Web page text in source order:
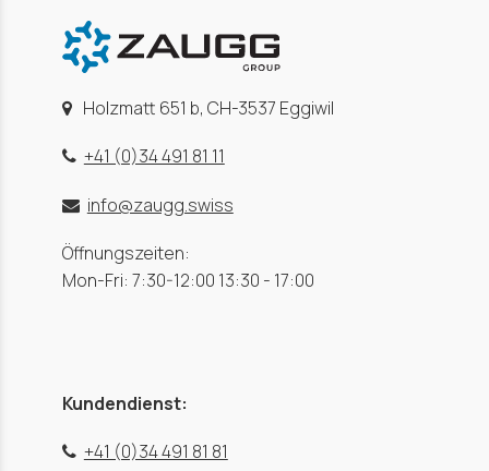
Holzmatt 651 b, CH-3537 Eggiwil
+41 (0)34 491 81 11
info@zaugg.swiss
Öffnungszeiten:
Mon-Fri: 7:30-12:00 13:30 - 17:00
Kundendienst:
+41 (0)34 491 81 81